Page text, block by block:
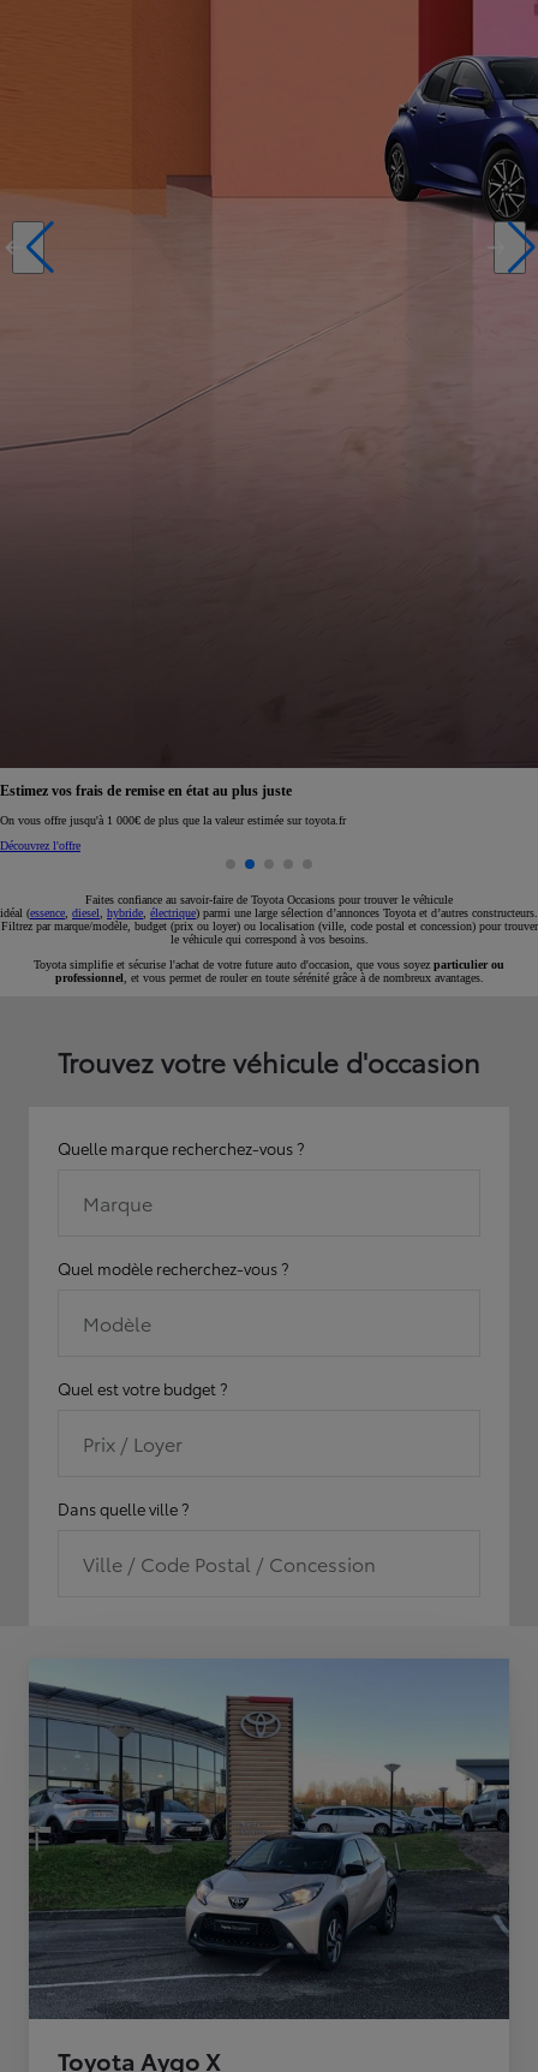
Réservez en ligne votre occasion pour 1€ seulement
Réservez en ligne
Faites confiance au savoir-faire de Toyota Occasions pour trouver le véhicule
idéal (essence diesel hybride électrique) parmi une large sélection d’annonces Toyota et d’autres constructeurs.
Filtrez par marque/modèle, budget (prix ou loyer) ou localisation (ville, code postal et concession) pour trouver
le véhicule qui correspond à vos besoins.
Toyota simplifie et sécurise l'achat de votre future auto d'occasion, que vous soyez particulier ou
professionnel , et vous permet de rouler en toute sérénité grâce à de nombreux avantages.
Trouvez votre véhicule d'occasion
Quelle marque recherchez-vous ?
Marque
Quel modèle recherchez-vous ?
Modèle
Quel est votre budget ?
Prix / Loyer
Dans quelle ville ?
Ville / Code Postal / Concession
Toyota Aygo X